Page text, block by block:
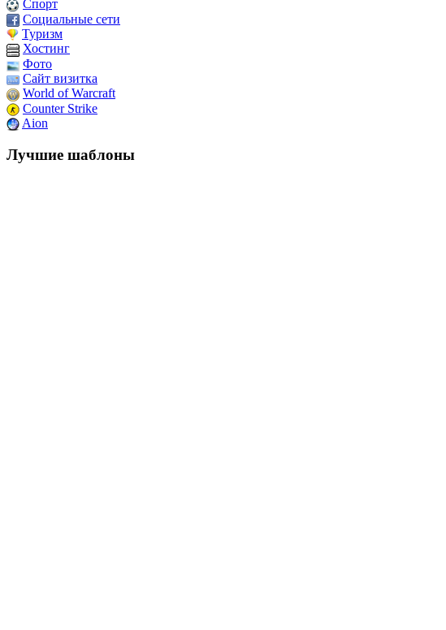
Спорт
Социальные сети
Туризм
Хостинг
Фото
Сайт визитка
World of Warcraft
Counter Strike
Aion
Лучшие шаблоны